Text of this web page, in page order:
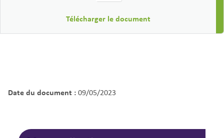
Télécharger le document
Date du document :09/05/2023